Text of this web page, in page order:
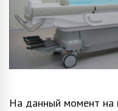
На данный момент на